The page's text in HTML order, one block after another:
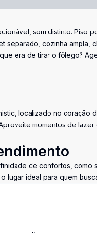
som distinto. Piso
separado, cozinha
era de tirar o fôlego?
localizado no coração
momentos de
de confortos,
lugar ideal para quem